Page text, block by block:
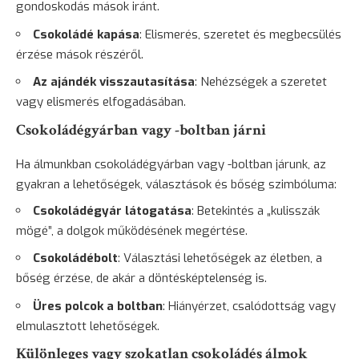
gondoskodás mások iránt.
Csokoládé kapása: Elismerés, szeretet és megbecsülés
érzése mások részéről.
Az ajándék visszautasítása: Nehézségek a szeretet
vagy elismerés elfogadásában.
Csokoládégyárban vagy -boltban járni
Ha álmunkban csokoládégyárban vagy -boltban járunk, az
gyakran a lehetőségek, választások és bőség szimbóluma:
Csokoládégyár látogatása: Betekintés a „kulisszák
mögé”, a dolgok működésének megértése.
Csokoládébolt: Választási lehetőségek az életben, a
bőség érzése, de akár a döntésképtelenség is.
Üres polcok a boltban: Hiányérzet, csalódottság vagy
elmulasztott lehetőségek.
Különleges vagy szokatlan csokoládés álmok